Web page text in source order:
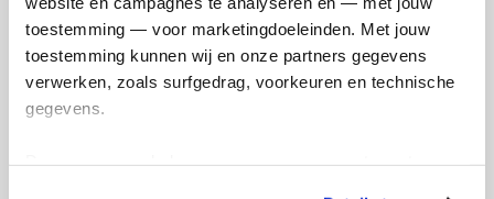
toestemming — voor marketingdoeleinden. Met jouw
toestemming kunnen wij en onze partners gegevens
verwerken, zoals surfgedrag, voorkeuren en technische
gegevens.